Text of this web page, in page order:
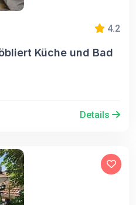
4.2
Küche und Bad
Details